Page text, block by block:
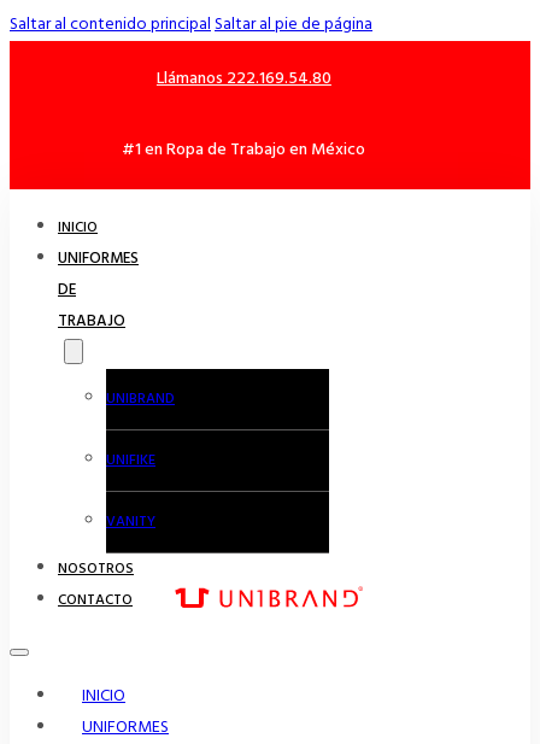
Saltar al contenido principalSaltar al pie de página
Llámanos 222.169.54.80
#1 en Ropa de Trabajo en México
INICIO
UNIFORMES
DE
TRABAJO
UNIBRAND
UNIFIKE
VANITY
NOSOTROS
CONTACTO
INICIO
UNIFORMES